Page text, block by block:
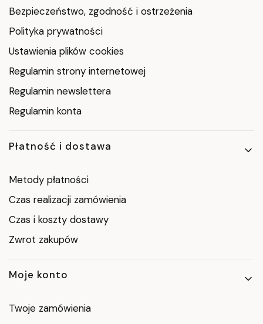
Bezpieczeństwo, zgodność i ostrzeżenia
Polityka prywatności
Ustawienia plików cookies
Regulamin strony internetowej
Regulamin newslettera
Regulamin konta
Płatność i dostawa
Metody płatności
Czas realizacji zamówienia
Czas i koszty dostawy
Zwrot zakupów
Moje konto
Twoje zamówienia